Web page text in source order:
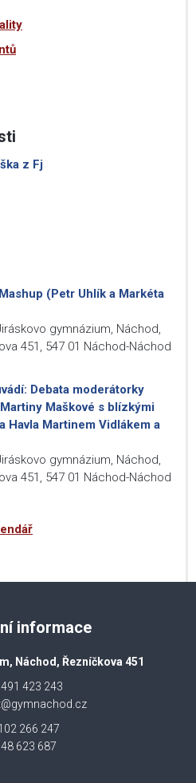
z Fj
(Petr Uhlík a Markéta
gymnázium, Náchod,
451, 547 01 Náchod-Náchod
Debata moderátorky
Maškové s blízkými
Havla Martinem Vidlákem a
gymnázium, Náchod,
451, 547 01 Náchod-Náchod
informace
Náchod, Řezníčkova 451
423 243
266 247
48 623 687